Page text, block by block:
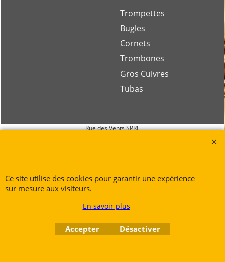
Trompettes
Bugles
Cornets
Trombones
Gros Cuivres
Tubas
Rue des Vents SPRL
@.contact@ruedesvents.com
Au capital de 10000€ - N°BE1007294916
Boutique en ligne créés
avec le logiciel
eCommerce ShopFactory
Ce site utilise des cookies pour garantir une expérience
sur mesure aux visiteurs.
En savoir plus
Accepter Désactiver